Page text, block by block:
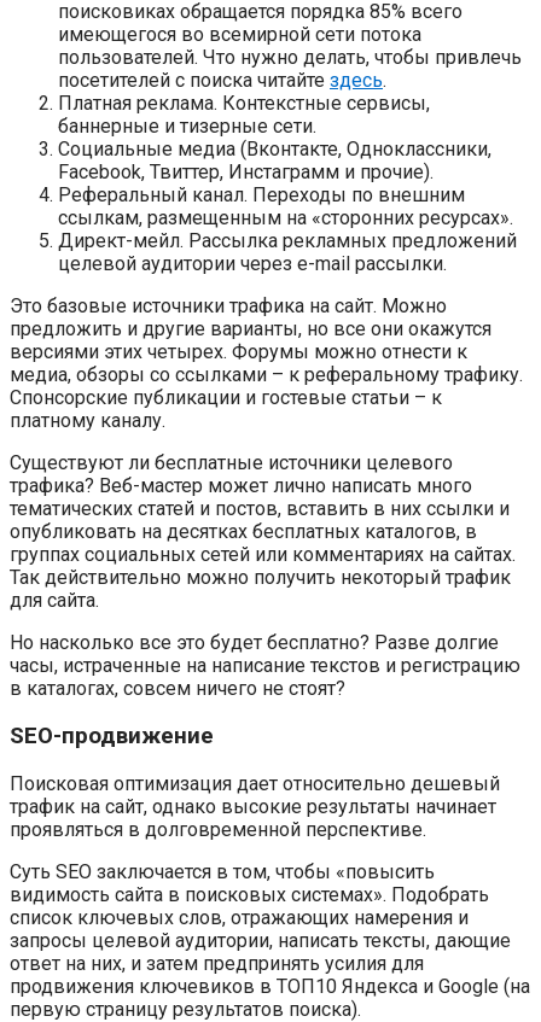
поисковиках обращается порядка 85% всего
имеющегося во всемирной сети потока
пользователей. Что нужно делать, чтобы привлечь
посетителей с поиска читайте здесь.
Платная реклама. Контекстные сервисы,
баннерные и тизерные сети.
Социальные медиа (Вконтакте, Одноклассники,
Facebook, Твиттер, Инстаграмм и прочие).
Реферальный канал. Переходы по внешним
ссылкам, размещенным на «сторонних ресурсах».
Директ-мейл. Рассылка рекламных предложений
целевой аудитории через e-mail рассылки.
Это базовые источники трафика на сайт. Можно
предложить и другие варианты, но все они окажутся
версиями этих четырех. Форумы можно отнести к
медиа, обзоры со ссылками – к реферальному трафику.
Спонсорские публикации и гостевые статьи – к
платному каналу.
Существуют ли бесплатные источники целевого
трафика? Веб-мастер может лично написать много
тематических статей и постов, вставить в них ссылки и
опубликовать на десятках бесплатных каталогов, в
группах социальных сетей или комментариях на сайтах.
Так действительно можно получить некоторый трафик
для сайта.
Но насколько все это будет бесплатно? Разве долгие
часы, истраченные на написание текстов и регистрацию
в каталогах, совсем ничего не стоят?
SEO-продвижение
Поисковая оптимизация дает относительно дешевый
трафик на сайт, однако высокие результаты начинает
проявляться в долговременной перспективе.
Суть SEO заключается в том, чтобы «повысить
видимость сайта в поисковых системах». Подобрать
список ключевых слов, отражающих намерения и
запросы целевой аудитории, написать тексты, дающие
ответ на них, и затем предпринять усилия для
продвижения ключевиков в ТОП10 Яндекса и Google (на
первую страницу результатов поиска).